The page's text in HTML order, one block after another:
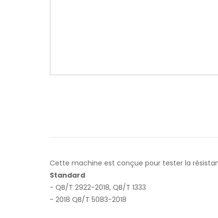
Cette machine est conçue pour tester la
Standard
- QB/T 2922-2018, QB/T 1333
- 2018 QB/T 5083-2018